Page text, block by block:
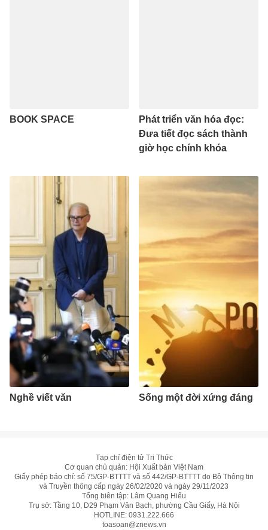
BOOK SPACE
Phát triển văn hóa đọc:
Đưa tiết đọc sách thành
giờ học chính khóa
Nghề viết văn Sống một đời xứng đáng
Tạp chí điện tử Tri Thức
Cơ quan chủ quản: Hội Xuất bản Việt Nam
Giấy phép báo chí: số 75/GP-BTTTT và số 442/GP-BTTTT do Bộ Thông tin
và Truyền thông cấp ngày 26/02/2020 và ngày 29/11/2023
Tổng biên tập: Lâm Quang Hiếu
Trụ sở: Tầng 10, D29 Phạm Văn Bạch, phường Cầu Giấy, Hà Nội
HOTLINE: 0931.222.666
toasoan@znews.vn